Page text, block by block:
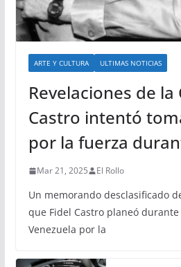
ARTE Y CULTURA ULTIMAS NOTICIAS
Revelaciones de la
Castro intentó
por la fuerza
Mar 21, 2025 El Rollo
Un memorando desclasificado
que Fidel Castro planeó
Venezuela por la